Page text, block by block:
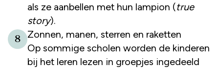
als ze aanbellen met hun lampion (true
story).
8
Zonnen, manen, sterren en raketten
Op sommige scholen worden de kinderen
bij het leren lezen in groepjes ingedeeld